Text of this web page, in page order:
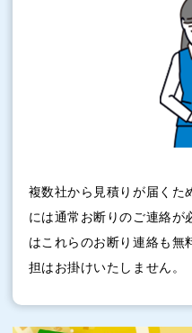
複数社から見積りが届くた
には通常お断りのご連絡が
はこれらのお断り連絡も無
担はお掛けいたしません。